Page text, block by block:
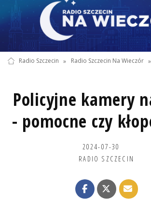
Radio Szczecin » Radio Szczecin Na Wieczór »
Policyjne kamery
- pomocne czy
2024-07-30
RADIO SZCZECIN